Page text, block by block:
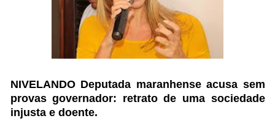
NIVELANDO Deputada maranhense acusa sem
provas governador: retrato de uma sociedade
injusta e doente.